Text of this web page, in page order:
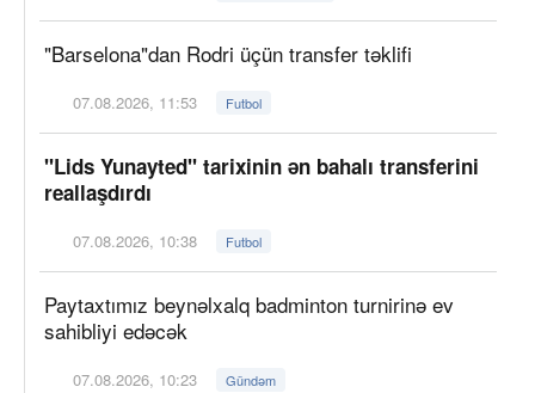
"Barselona"dan Rodri üçün transfer təklifi
07.08.2026, 11:53 Futbol
"Lids Yunayted" tarixinin ən bahalı transferini
reallaşdırdı
07.08.2026, 10:38 Futbol
Paytaxtımız beynəlxalq badminton turnirinə ev
sahibliyi edəcək
07.08.2026, 10:23 Gündəm